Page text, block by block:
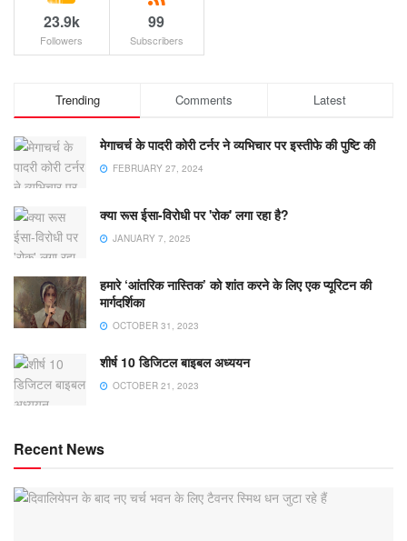
23.9k
Followers
99
Subscribers
Trending Comments Latest
मेगाचर्च के पादरी कोरी टर्नर ने व्यभिचार पर इस्तीफे की पुष्टि की
FEBRUARY 27, 2024
क्या रूस ईसा-विरोधी पर 'रोक' लगा रहा है?
JANUARY 7, 2025
हमारे ‘आंतरिक नास्तिक’ को शांत करने के लिए एक प्यूरिटन की
मार्गदर्शिका
OCTOBER 31, 2023
शीर्ष 10 डिजिटल बाइबल अध्ययन
OCTOBER 21, 2023
Recent News